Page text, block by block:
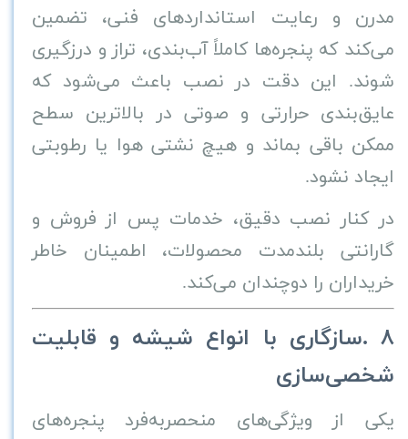
مدرن و رعایت استانداردهای فنی، تضمین
می‌کند که پنجره‌ها کاملاً آب‌بندی، تراز و درزگیری
شوند. این دقت در نصب باعث می‌شود که
عایق‌بندی حرارتی و صوتی در بالاترین سطح
ممکن باقی بماند و هیچ نشتی هوا یا رطوبتی
ایجاد نشود.
در کنار نصب دقیق، خدمات پس از فروش و
گارانتی بلندمدت محصولات، اطمینان خاطر
خریداران را دوچندان می‌کند.
۸.سازگاری با انواع شیشه و قابلیت
شخصی‌سازی
یکی از ویژگی‌های منحصربه‌فرد پنجره‌های